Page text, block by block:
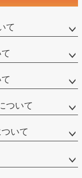
て
ついて
いて